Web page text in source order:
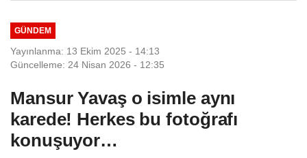
GÜNDEM
Yayınlanma: 13 Ekim 2025 - 14:13
Güncelleme: 24 Nisan 2026 - 12:35
Mansur Yavaş o isimle aynı
karede! Herkes bu fotoğrafı
konuşuyor…